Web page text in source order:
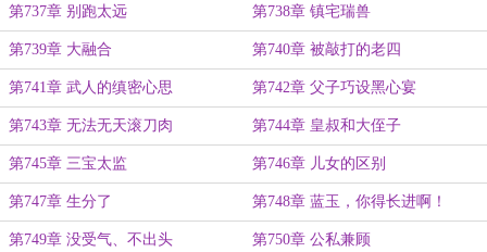
第737章 别跑太远 第738章 镇宅瑞兽
第739章 大融合 第740章 被敲打的老四
第741章 武人的缜密心思 第742章 父子巧设黑心宴
第743章 无法无天滚刀肉 第744章 皇叔和大侄子
第745章 三宝太监 第746章 儿女的区别
第747章 生分了 第748章 蓝玉，你得长进啊！
第749章 没受气、不出头 第750章 公私兼顾